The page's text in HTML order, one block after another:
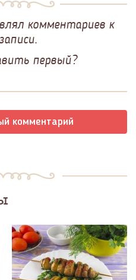
комментариев к
первый?
комментарий